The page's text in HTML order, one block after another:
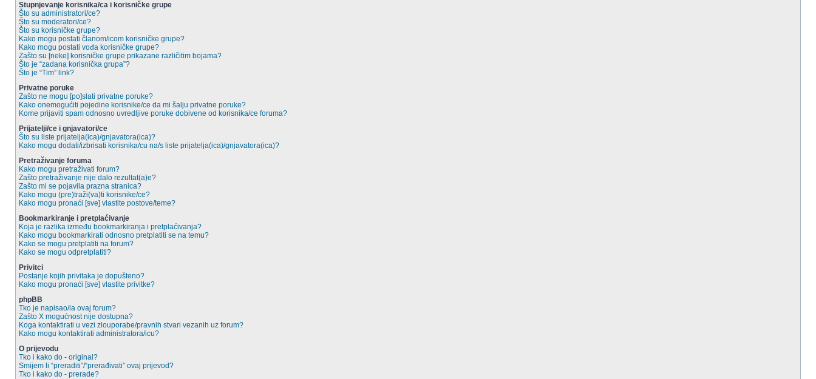
Stupnjevanje korisnika/ca i korisničke grupe
Što su administratori/ce?
Što su moderatori/ce?
Što su korisničke grupe?
Kako mogu postati članom/icom korisničke grupe?
Kako mogu postati vođa korisničke grupe?
Zašto su [neke] korisničke grupe prikazane različitim bojama?
Što je “zadana korisnička grupa”?
Što je “Tim” link?
Privatne poruke
Zašto ne mogu [po]slati privatne poruke?
Kako onemogućiti pojedine korisnike/ce da mi šalju privatne poruke?
Kome prijaviti spam odnosno uvredljive poruke dobivene od korisnika/ce foruma?
Prijatelji/ce i gnjavatori/ce
Što su liste prijatelja(ica)/gnjavatora(ica)?
Kako mogu dodati/izbrisati korisnika/cu na/s liste prijatelja(ica)/gnjavatora(ica)?
Pretraživanje foruma
Kako mogu pretraživati forum?
Zašto pretraživanje nije dalo rezultat(a)e?
Zašto mi se pojavila prazna stranica?
Kako mogu (pre)traži(va)ti korisnike/ce?
Kako mogu pronaći [sve] vlastite postove/teme?
Bookmarkiranje i pretplaćivanje
Koja je razlika između bookmarkiranja i pretplaćivanja?
Kako mogu bookmarkirati odnosno pretplatiti se na temu?
Kako se mogu pretplatiti na forum?
Kako se mogu odpretplatiti?
Privitci
Postanje kojih privitaka je dopušteno?
Kako mogu pronaći [sve] vlastite privitke?
phpBB
Tko je napisao/la ovaj forum?
Zašto X mogućnost nije dostupna?
Koga kontaktirati u vezi zlouporabe/pravnih stvari vezanih uz forum?
Kako mogu kontaktirati administratora/icu?
O prijevodu
Tko i kako do - original?
Smijem li “preraditi”/“prerađivati” ovaj prijevod?
Tko i kako do - prerade?